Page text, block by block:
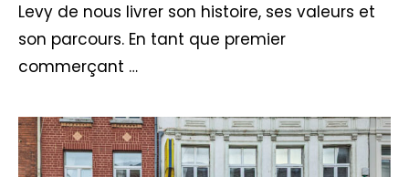
Levy de nous livrer son histoire, ses valeurs et
son parcours. En tant que premier
commerçant …